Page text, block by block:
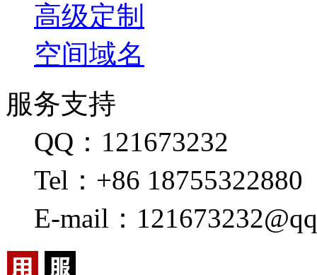
高级定制
空间域名
服务支持
QQ：121673232
Tel：+86 18755322880
E-mail：